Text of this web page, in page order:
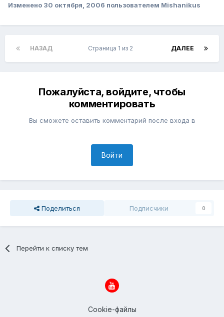
Изменено 30 октября, 2006 пользователем Mishanikus
НАЗАД ДАЛЕЕ
Страница 1 из 2
Пожалуйста, войдите, чтобы
комментировать
Вы сможете оставить комментарий после входа в
Войти
Поделиться Подписчики 0
Перейти к списку тем
Cookie-файлы